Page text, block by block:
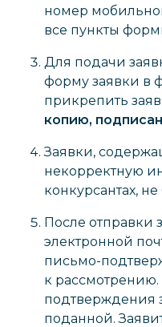
номер
все пункты
Для подачи
форму заявки в
прикрепить
копию,
Заявки,
некорректную
конкурсантах,
После отправки
электронной
письмо-
к
подтверждения
поданной.